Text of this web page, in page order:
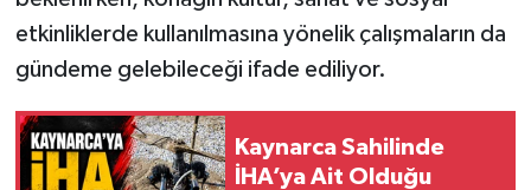
etkinliklerde kullanılmasına yönelik çalışmaların da
gündeme gelebileceği ifade ediliyor.
Kaynarca Sahilinde
İHA’ya Ait Olduğu